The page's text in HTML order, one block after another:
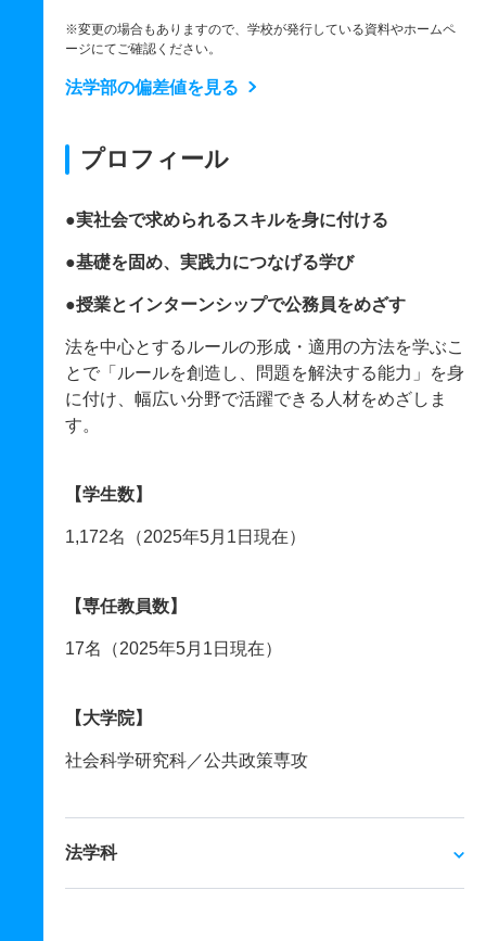
※変更の場合もありますので、学校が発行している資料やホームペ
ージにてご確認ください。
法学部の偏差値を見る
プロフィール
●実社会で求められるスキルを身に付ける
●基礎を固め、実践力につなげる学び
●授業とインターンシップで公務員をめざす
法を中心とするルールの形成・適用の方法を学ぶこ
とで「ルールを創造し、問題を解決する能力」を身
に付け、幅広い分野で活躍できる人材をめざしま
す。
【学生数】
1,172名（2025年5月1日現在）
【専任教員数】
17名（2025年5月1日現在）
【大学院】
社会科学研究科／公共政策専攻
法学科